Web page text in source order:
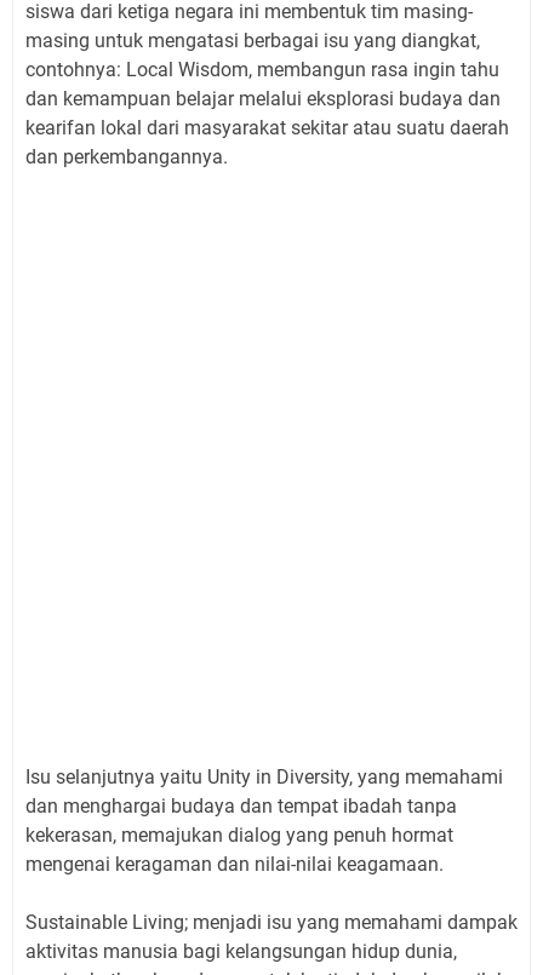
siswa dari ketiga negara ini membentuk tim masing-
masing untuk mengatasi berbagai isu yang diangkat,
contohnya: Local Wisdom, membangun rasa ingin tahu
dan kemampuan belajar melalui eksplorasi budaya dan
kearifan lokal dari masyarakat sekitar atau suatu daerah
dan perkembangannya.
Isu selanjutnya yaitu Unity in Diversity, yang memahami
dan menghargai budaya dan tempat ibadah tanpa
kekerasan, memajukan dialog yang penuh hormat
mengenai keragaman dan nilai-nilai keagamaan.
Sustainable Living; menjadi isu yang memahami dampak
aktivitas manusia bagi kelangsungan hidup dunia,